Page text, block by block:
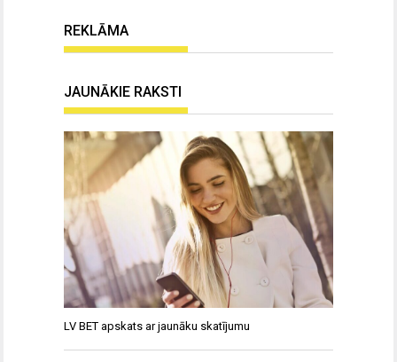
REKLĀMA
JAUNĀKIE RAKSTI
LV BET apskats ar jaunāku skatījumu